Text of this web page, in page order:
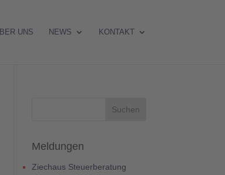
UNS NEWS KONTAKT
Meldungen
Ziechaus Steuerberatung